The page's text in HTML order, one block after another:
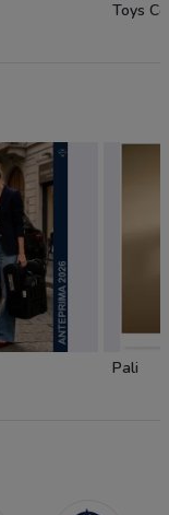
Toys
Pali